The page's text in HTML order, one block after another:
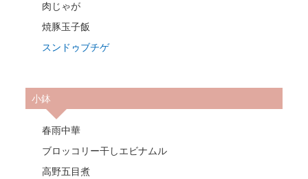
肉じゃが
焼豚玉子飯
スンドゥブチゲ
小鉢
春雨中華
ブロッコリー干しエビナムル
高野五目煮